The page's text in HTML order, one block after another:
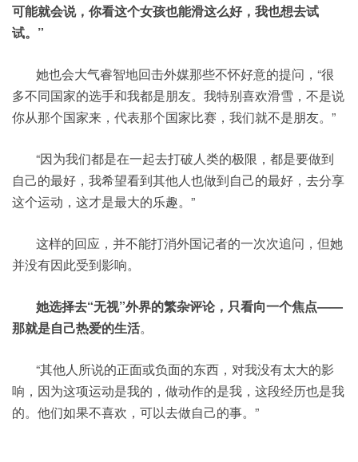
可能就会说，你看这个女孩也能滑这么好，我也想去试
试。”
她也会大气睿智地回击外媒那些不怀好意的提问，“很
多不同国家的选手和我都是朋友。我特别喜欢滑雪，不是说
你从那个国家来，代表那个国家比赛，我们就不是朋友。”
“因为我们都是在一起去打破人类的极限，都是要做到
自己的最好，我希望看到其他人也做到自己的最好，去分享
这个运动，这才是最大的乐趣。”
这样的回应，并不能打消外国记者的一次次追问，但她
并没有因此受到影响。
她选择去“无视”外界的繁杂评论，只看向一个焦点——
那就是自己热爱的生活。
“其他人所说的正面或负面的东西，对我没有太大的影
响，因为这项运动是我的，做动作的是我，这段经历也是我
的。他们如果不喜欢，可以去做自己的事。”